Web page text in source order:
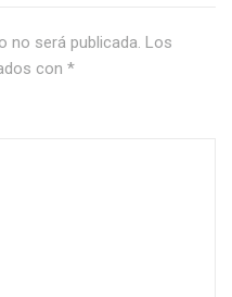
no será publicada. Los
con *